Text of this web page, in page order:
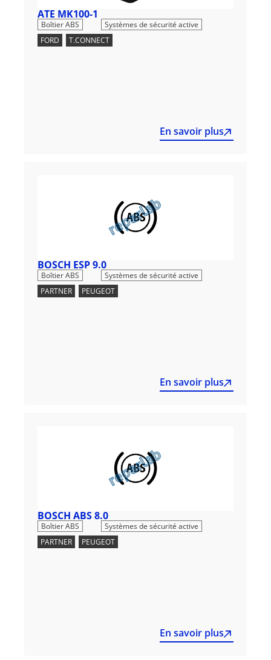
ATE MK100-1
Boîtier ABS
Systèmes de sécurité active
FORD
T.CONNECT
En savoir plus
BOSCH ESP 9.0
Boîtier ABS
Systèmes de sécurité active
PARTNER
PEUGEOT
En savoir plus
BOSCH ABS 8.0
Boîtier ABS
Systèmes de sécurité active
PARTNER
PEUGEOT
En savoir plus